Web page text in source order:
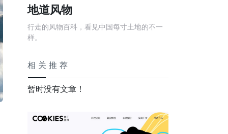
地道风物
行走的风物百科，看见中国每寸土地的不一
样。
相关推荐
暂时没有文章！